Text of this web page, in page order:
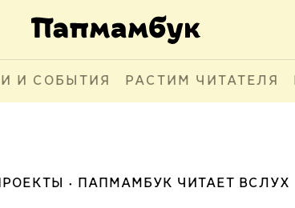
И СОБЫТИЯ РАСТИМ ЧИТАТЕЛЯ
ПАПМАМБУК ЧИТАЕТ ВСЛУХ